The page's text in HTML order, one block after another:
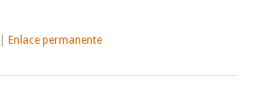
Enlace permanente